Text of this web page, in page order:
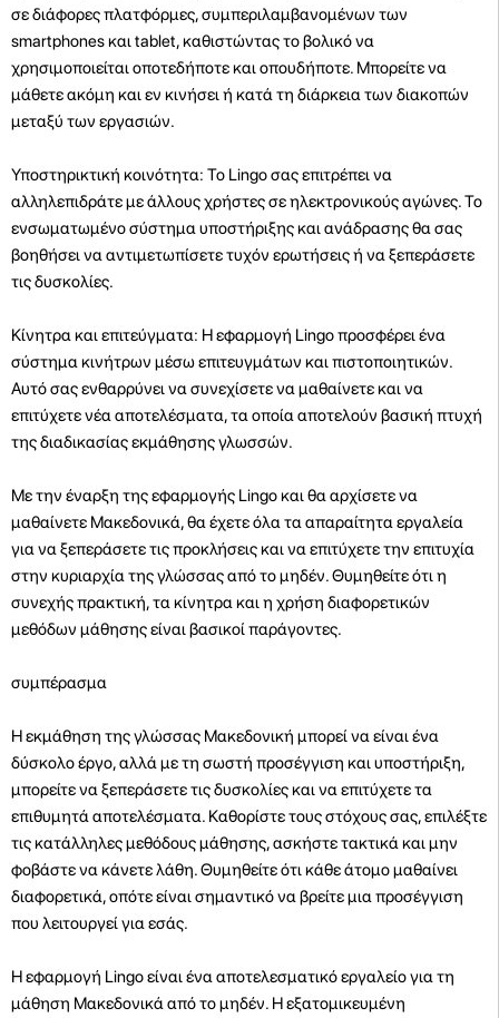
σε διάφορες πλατφόρμες, συμπεριλαμβανομένων των
smartphones και tablet, καθιστώντας το βολικό να
χρησιμοποιείται οποτεδήποτε και οπουδήποτε. Μπορείτε να
μάθετε ακόμη και εν κινήσει ή κατά τη διάρκεια των διακοπών
μεταξύ των εργασιών.
Υποστηρικτική κοινότητα: Το Lingo σας επιτρέπει να
αλληλεπιδράτε με άλλους χρήστες σε ηλεκτρονικούς αγώνες. Το
ενσωματωμένο σύστημα υποστήριξης και ανάδρασης θα σας
βοηθήσει να αντιμετωπίσετε τυχόν ερωτήσεις ή να ξεπεράσετε
τις δυσκολίες.
Κίνητρα και επιτεύγματα: Η εφαρμογή Lingo προσφέρει ένα
σύστημα κινήτρων μέσω επιτευγμάτων και πιστοποιητικών.
Αυτό σας ενθαρρύνει να συνεχίσετε να μαθαίνετε και να
επιτύχετε νέα αποτελέσματα, τα οποία αποτελούν βασική πτυχή
της διαδικασίας εκμάθησης γλωσσών.
Με την έναρξη της εφαρμογής Lingo και θα αρχίσετε να
μαθαίνετε Μακεδονικά, θα έχετε όλα τα απαραίτητα εργαλεία
για να ξεπεράσετε τις προκλήσεις και να επιτύχετε την επιτυχία
στην κυριαρχία της γλώσσας από το μηδέν. Θυμηθείτε ότι η
συνεχής πρακτική, τα κίνητρα και η χρήση διαφορετικών
μεθόδων μάθησης είναι βασικοί παράγοντες.
συμπέρασμα
Η εκμάθηση της γλώσσας Μακεδονική μπορεί να είναι ένα
δύσκολο έργο, αλλά με τη σωστή προσέγγιση και υποστήριξη,
μπορείτε να ξεπεράσετε τις δυσκολίες και να επιτύχετε τα
επιθυμητά αποτελέσματα. Καθορίστε τους στόχους σας, επιλέξτε
τις κατάλληλες μεθόδους μάθησης, ασκήστε τακτικά και μην
φοβάστε να κάνετε λάθη. Θυμηθείτε ότι κάθε άτομο μαθαίνει
διαφορετικά, οπότε είναι σημαντικό να βρείτε μια προσέγγιση
που λειτουργεί για εσάς.
Η εφαρμογή Lingo είναι ένα αποτελεσματικό εργαλείο για τη
μάθηση Μακεδονικά από το μηδέν. Η εξατομικευμένη